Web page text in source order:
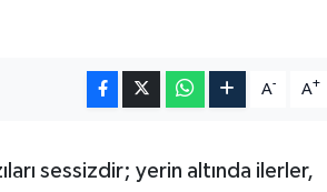
A- A+
sessizdir; yerin altında ilerler,